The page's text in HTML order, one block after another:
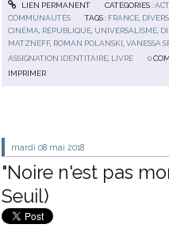
LIEN PERMANENT CATÉGORIES :
COMMUNAUTÉS
TAGS : FRANCE,
CINÉMA, RÉPUBLIQUE, UNIVERSALISME,
MATZNEFF, ROMAN POLANSKI,VANESSA
ASSIGNATION IDENTITAIRE LIVRE 0
IMPRIMER
mardi 08 mai 2018
"Noire n'est pas
Seuil)